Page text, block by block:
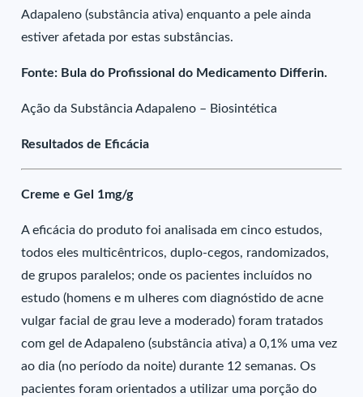
Adapaleno (substância ativa) enquanto a pele ainda
estiver afetada por estas substâncias.
Fonte: Bula do Profissional do Medicamento Differin.
Ação da Substância Adapaleno – Biosintética
Resultados de Eficácia
Creme e Gel 1mg/g
A eficácia do produto foi analisada em cinco estudos,
todos eles multicêntricos, duplo-cegos, randomizados,
de grupos paralelos; onde os pacientes incluídos no
estudo (homens e m ulheres com diagnóstido de acne
vulgar facial de grau leve a moderado) foram tratados
com gel de Adapaleno (substância ativa) a 0,1% uma vez
ao dia (no período da noite) durante 12 semanas. Os
pacientes foram orientados a utilizar uma porção do